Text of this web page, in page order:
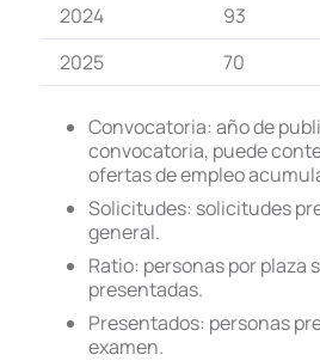
2024
93
2025
70
Convocatoria: año de
convocatoria, puede
ofertas de empleo
Solicitudes: solicitudes
general.
Ratio: personas por plaza
presentadas.
Presentados: personas
examen.